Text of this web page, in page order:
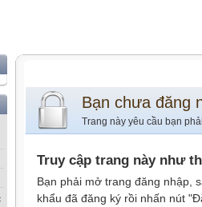
Bạn chưa đăng
Trang này yêu cầu bạn
Truy cập trang này như
Bạn phải mở trang đăng nhập,
khẩu đã đăng ký rồi nhấn nút